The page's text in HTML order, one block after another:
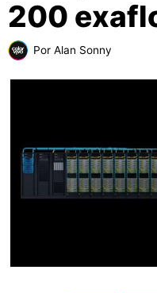
200
Por Alan Sonny